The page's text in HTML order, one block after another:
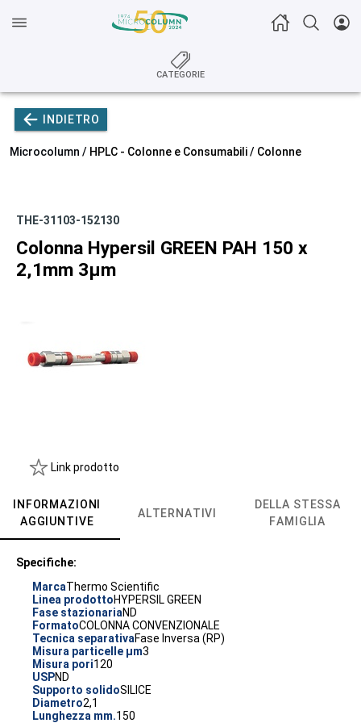
CATEGORIE
INDIETRO
Microcolumn / HPLC - Colonne e Consumabili/ Colonne
THE-31103-152130
Colonna Hypersil GREEN PAH 150 x
2,1mm 3µm
Link prodotto
INFORMAZIONI
AGGIUNTIVE
ALTERNATIVI
DELLA STESSA
FAMIGLIA
Specifiche:
MarcaThermo Scientific
Linea prodottoHYPERSIL GREEN
Fase stazionariaND
FormatoCOLONNA CONVENZIONALE
Tecnica separativaFase Inversa (RP)
Misura particelle µm3
Misura pori120
USPND
Supporto solidoSILICE
Diametro2,1
Lunghezza mm.150